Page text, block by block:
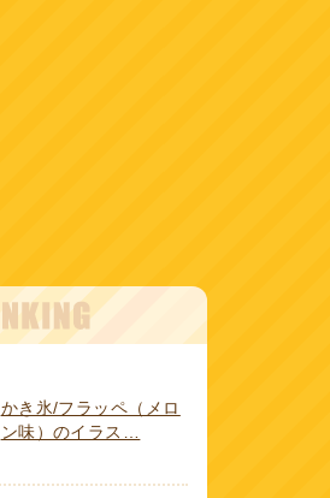
かき氷/フラッペ（メロ
ン味）のイラス…